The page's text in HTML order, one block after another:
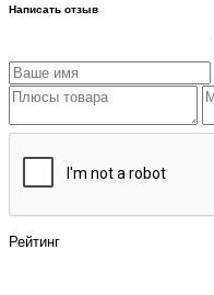
Написать отзыв
Рейтинг